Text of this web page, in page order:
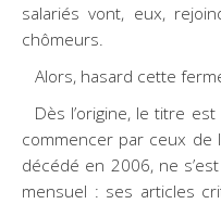
salariés vont, eux,
chômeurs.
Alors, hasard cette
Dès l’origine, le titre
commencer par ceux de
décédé en 2006, ne
mensuel : ses articles